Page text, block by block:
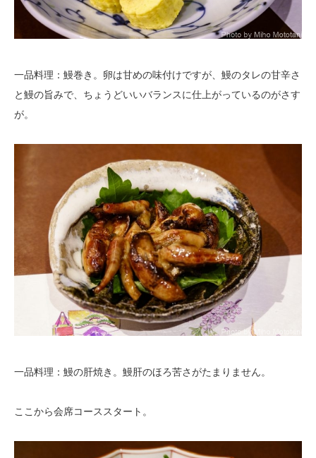
一品料理：鰻巻き。卵は甘めの味付けですが、鰻のタレの甘辛さ
と鰻の旨みで、ちょうどいいバランスに仕上がっているのがさす
が。
一品料理：鰻の肝焼き。鰻肝のほろ苦さがたまりません。
ここから会席コーススタート。